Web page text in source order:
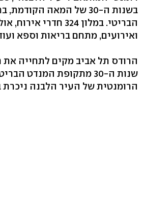
בשנות ה-30 של המאה
הבריטי. במלון 324 חדרי
ואירועים, מתחם בריאות וספא
הרודס תל אביב מקים לתחייה
שנות ה-30 מתקופת המנדט
הרומנטית של העיר הלבנה ניכרת